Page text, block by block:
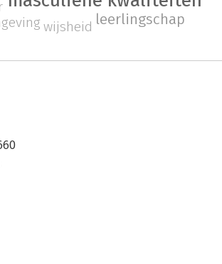
leerlingschap
wijsheid